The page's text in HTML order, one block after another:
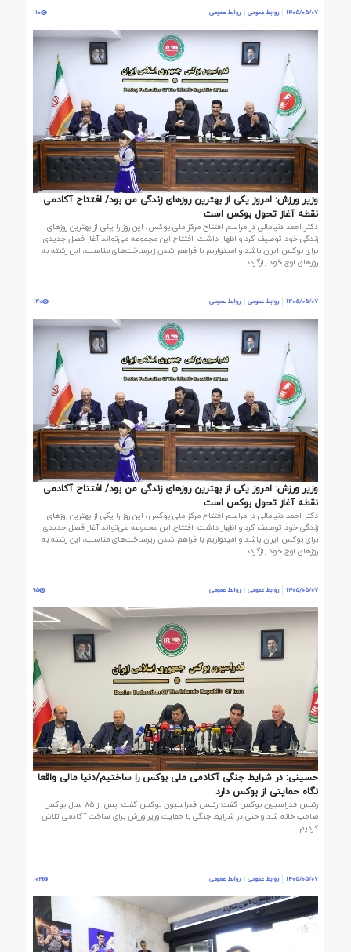
1405/05/07 روابط عمومی | روابط عمومی 110
وزیر ورزش: امروز یکی از بهترین روزهای زندگی من بود/ افتتاح آکادمی
نقطه آغاز تحول بوکس است
دکتر احمد دنیامالی در مراسم افتتاح مرکز ملی بوکس، این روز را یکی از بهترین روزهای
زندگی خود توصیف کرد و اظهار داشت: افتتاح این مجموعه می‌تواند آغاز فصل جدیدی
برای بوکس ایران باشد و امیدواریم با فراهم شدن زیرساخت‌های مناسب، این رشته به
روزهای اوج خود بازگردد.
1405/05/07 روابط عمومی | روابط عمومی 140
وزیر ورزش: امروز یکی از بهترین روزهای زندگی من بود/ افتتاح آکادمی
نقطه آغاز تحول بوکس است
دکتر احمد دنیامالی در مراسم افتتاح مرکز ملی بوکس، این روز را یکی از بهترین روزهای
زندگی خود توصیف کرد و اظهار داشت: افتتاح این مجموعه می‌تواند آغاز فصل جدیدی
برای بوکس ایران باشد و امیدواریم با فراهم شدن زیرساخت‌های مناسب، این رشته به
روزهای اوج خود بازگردد.
1405/05/07 روابط عمومی | روابط عمومی 95
حسینی: در شرایط جنگی آکادمی ملی بوکس را ساختیم/دنیا مالی واقعا
نگاه حمایتی از بوکس دارد
رئیس فدراسیون بوکس گفت: رئیس فدراسیون بوکس گفت: پس از ۸۵ سال بوکس
صاحب خانه شد و حتی در شرایط جنگی با حمایت وزیر ورزش برای ساخت آکادمی تلاش
کردیم.
1405/05/07 روابط عمومی | روابط عمومی 102